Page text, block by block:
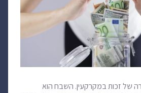
של זכות במקרקעין. השבח הוא